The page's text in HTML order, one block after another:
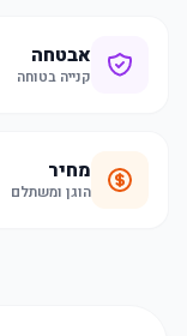
אבטחה
קנייה בטוחה
מחיר
הוגן ומשתלם